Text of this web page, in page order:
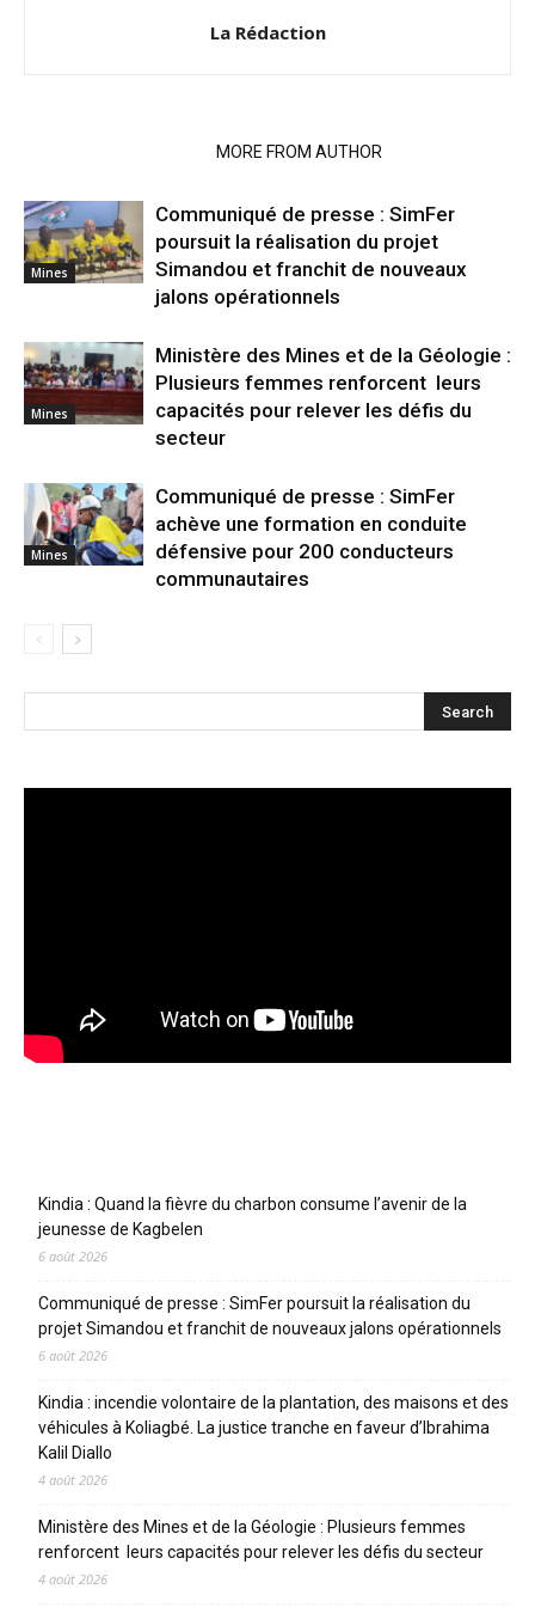
La Rédaction
MORE FROM AUTHOR
Mines
Communiqué de presse : SimFer
poursuit la réalisation du projet
Simandou et franchit de nouveaux
jalons opérationnels
Mines
Ministère des Mines et de la Géologie :
Plusieurs femmes renforcent leurs
capacités pour relever les défis du
secteur
Mines
Communiqué de presse : SimFer
achève une formation en conduite
défensive pour 200 conducteurs
communautaires
Kindia : Quand la fièvre du charbon consume l’avenir de la
jeunesse de Kagbelen
6 août 2026
Communiqué de presse : SimFer poursuit la réalisation du
projet Simandou et franchit de nouveaux jalons opérationnels
6 août 2026
Kindia : incendie volontaire de la plantation, des maisons et des
véhicules à Koliagbé. La justice tranche en faveur d’Ibrahima
Kalil Diallo
4 août 2026
Ministère des Mines et de la Géologie : Plusieurs femmes
renforcent leurs capacités pour relever les défis du secteur
4 août 2026